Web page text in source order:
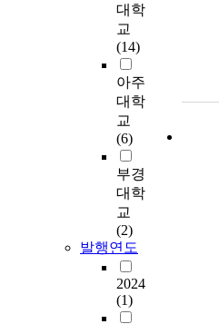
대학
교
(14)
아주
대학
교
(6)
부경
대학
교
(2)
발행연도
2024
(1)